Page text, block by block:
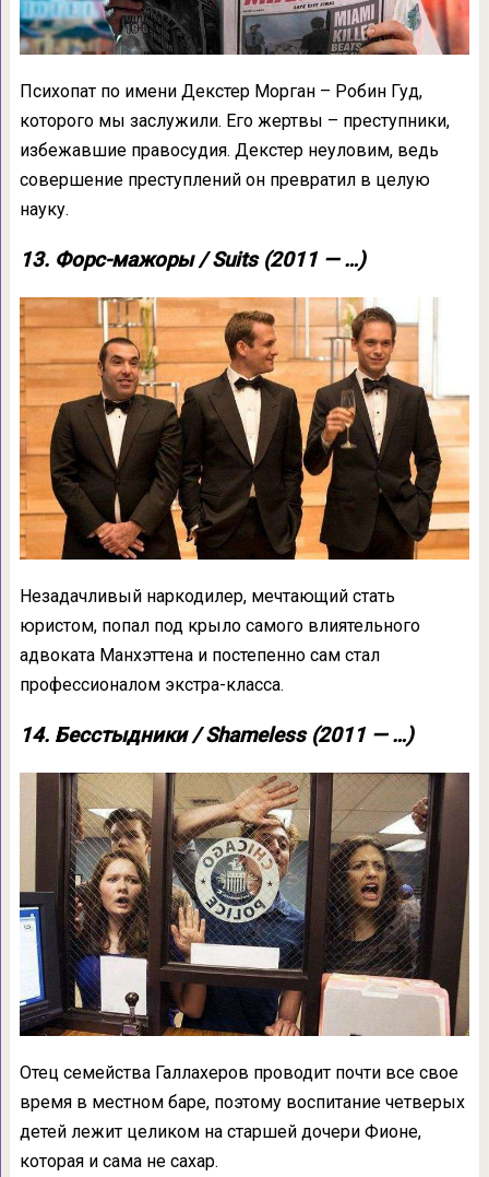
Психопат по имени Декстер Морган – Робин Гуд,
которого мы заслужили. Его жертвы – преступники,
избежавшие правосудия. Декстер неуловим, ведь
совершение преступлений он превратил в целую
науку.
13. Форс-мажоры / Suits (2011 — …)
Незадачливый наркодилер, мечтающий стать
юристом, попал под крыло самого влиятельного
адвоката Манхэттена и постепенно сам стал
профессионалом экстра-класса.
14. Бесстыдники / Shameless (2011 — …)
Отец семейства Галлахеров проводит почти все свое
время в местном баре, поэтому воспитание четверых
детей лежит целиком на старшей дочери Фионе,
которая и сама не сахар.